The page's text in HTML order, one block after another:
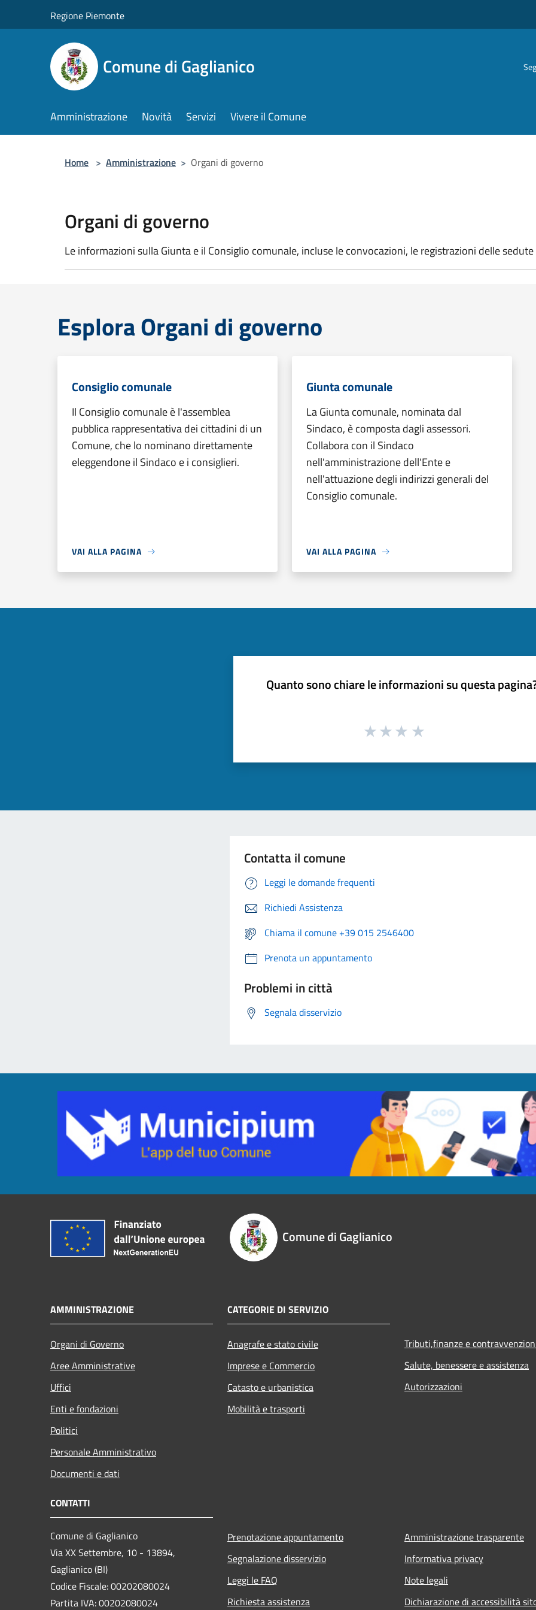
Regione Piemonte
Comune di Gaglianico
Amministrazione Novità Servizi Vivere il Comune
Home > Amministrazione > Organi di governo
Organi di governo
Le informazioni sulla Giunta e il Consiglio comunale, incluse le convocazioni, le registrazioni delle
Esplora Organi di governo
Consiglio comunale
Il Consiglio comunale è l'assemblea
pubblica rappresentativa dei cittadini di un
Comune, che lo nominano direttamente
eleggendone il Sindaco e i consiglieri.
VAI ALLA PAGINA
Giunta comunale
La Giunta comunale, nominata dal
Sindaco, è composta dagli assessori.
Collabora con il Sindaco
nell'amministrazione dell'Ente e
nell'attuazione degli indirizzi generali del
Consiglio comunale.
VAI ALLA PAGINA
Quanto sono chiare le informazioni su questa
Contatta il comune
Leggi le domande frequenti
Richiedi Assistenza
Chiama il comune +39 015 2546400
Prenota un appuntamento
Problemi in città
Segnala disservizio
Comune di Gaglianico
AMMINISTRAZIONE
Organi di Governo
Aree Amministrative
Uffici
Enti e fondazioni
Politici
Personale Amministrativo
Documenti e dati
CATEGORIE DI SERVIZIO
Anagrafe e stato civile
Imprese e Commercio
Catasto e urbanistica
Mobilità e trasporti
Tributi,finanze e
Salute, benessere e assistenza
Autorizzazioni
CONTATTI
Comune di Gaglianico
Via XX Settembre, 10 - 13894,
Gaglianico (BI)
Codice Fiscale: 00202080024
Partita IVA: 00202080024
Prenotazione appuntamento
Segnalazione disservizio
Leggi le FAQ
Richiesta assistenza
Amministrazione trasparente
Informativa privacy
Note legali
Dichiarazione di accessibilità